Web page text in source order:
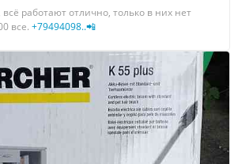
работают отлично, только в них нет
все. +79494098..📲